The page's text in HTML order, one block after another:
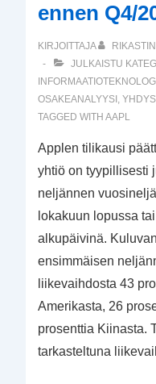
ennen Q4/
KIRJOITTAJA RIKASTIN
JULKAISTU
OSAKEANALYYSI ,
TAGGED WITH AAPL
Applen tilikausi
yhtiö on tyypillisesti
neljännen
lokakuun lopussa
alkupäivinä.
ensimmäisen
liikevaihdosta 43
Amerikasta, 26
prosenttia Kiinasta.
tarkasteltuna